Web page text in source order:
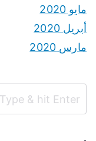
مايو 2020
أبريل 2020
مارس 2020